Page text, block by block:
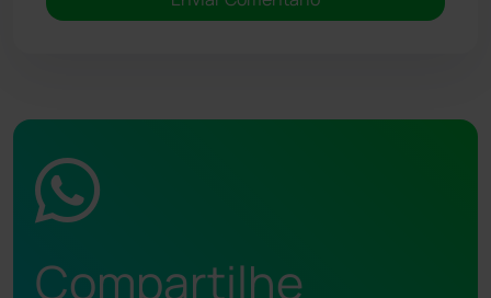
Compartilhe